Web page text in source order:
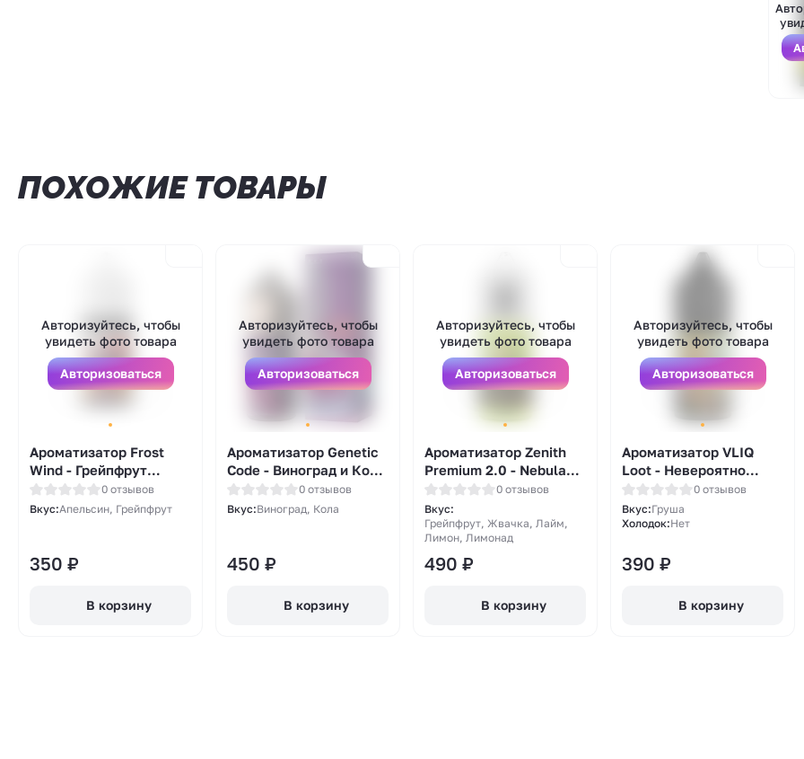
ПОХОЖИЕ ТОВАРЫ
Авторизуйтесь, чтобы
увидеть фото товара
Авторизоваться
Ароматизатор Frost
Wind - Грейпфрут
Апельсин (Grapefruit
Orange) 14мл
0 отзывов
Вкус:Апельсин, Грейпфрут
350 ₽
В корзину
Авторизуйтесь, чтобы
увидеть фото товара
Авторизоваться
Ароматизатор Genetic
Code - Виноград и Кола
12мл
0 отзывов
Вкус:Виноград, Кола
450 ₽
В корзину
Авторизуйтесь, чтобы
увидеть фото товара
Авторизоваться
Ароматизатор Zenith
Premium 2.0 - Nebula
(Лимонад из Лимона
Лайма и Грейпфрута с
Жвачкой) 15мл
0 отзывов
Вкус:
Грейпфрут, Жвачка, Лайм,
Лимон, Лимонад
490 ₽
В корзину
Авторизуйтесь, чтобы
увидеть фото товара
Авторизоваться
Ароматизатор VLIQ
Loot - Невероятно
Большая Груша 12мл
0 отзывов
Вкус:Груша
Холодок:Нет
390 ₽
В корзину